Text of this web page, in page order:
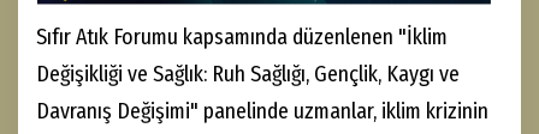
Sıfır Atık Forumu kapsamında düzenlenen "İklim
Değişikliği ve Sağlık: Ruh Sağlığı, Gençlik, Kaygı ve
Davranış Değişimi" panelinde uzmanlar, iklim krizinin